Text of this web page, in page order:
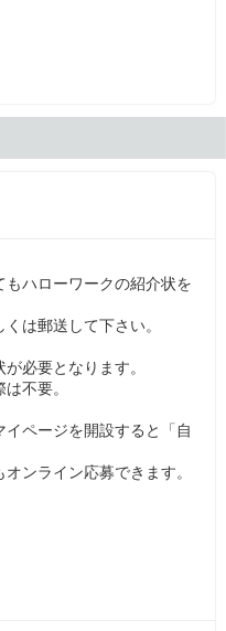
もハローワークの紹介状を
は郵送して下さい。
必要となります。
不要。
イページを開設すると「自
ンライン応募できます。